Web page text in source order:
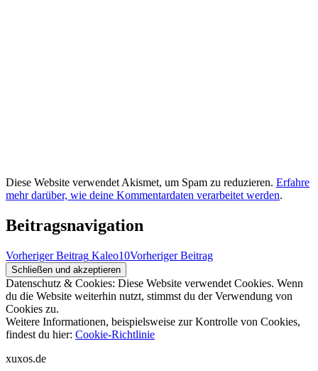
Diese Website verwendet Akismet, um Spam zu reduzieren. Erfahre
mehr darüber, wie deine Kommentardaten verarbeitet werden.
Beitragsnavigation
Vorheriger Beitrag Kaleo10Vorheriger Beitrag
Datenschutz & Cookies: Diese Website verwendet Cookies. Wenn
du die Website weiterhin nutzt, stimmst du der Verwendung von
Cookies zu.
Weitere Informationen, beispielsweise zur Kontrolle von Cookies,
findest du hier: Cookie-Richtlinie
xuxos.de